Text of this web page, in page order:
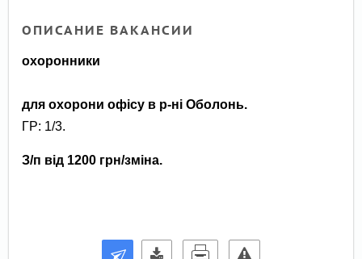
ОПИСАНИЕ ВАКАНСИИ
охоронники
для охорони офісу в р-ні Оболонь.
ГР: 1/3.
З/п від 1200 грн/зміна.